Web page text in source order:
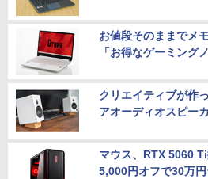
お値段そのままでメ
「お得なゲーミング
クリエイティブが作
アオーディオスピー
マウス、RTX 5060
5,000円オフで30万円